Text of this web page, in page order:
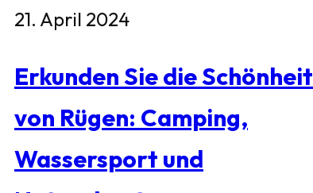
21. April 2024
Erkunden Sie die Schönheit
von Rügen: Camping,
Wassersport und